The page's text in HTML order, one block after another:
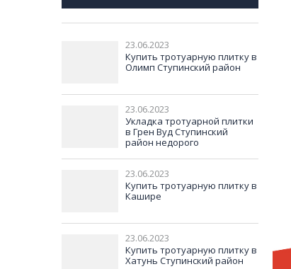
23.06.2023
Купить тротуарную плитку в
Олимп Ступинский район
23.06.2023
Укладка тротуарной плитки
в Грен Вуд Ступинский
район недорого
23.06.2023
Купить тротуарную плитку в
Кашире
23.06.2023
Купить тротуарную плитку в
Хатунь Ступинский район